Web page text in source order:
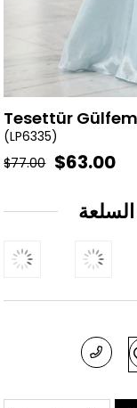
Tesettür
(LP6335)
$77.00 $63.00